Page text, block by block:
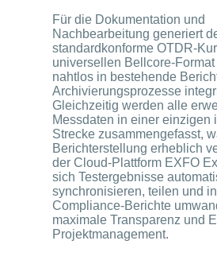
Für die Dokumentation und
Nachbearbeitung generiert
standardkonforme OTDR-
universellen Bellcore-Format
nahtlos in bestehende
Archivierungsprozesse
Gleichzeitig werden alle
Messdaten in einer einzigen
Strecke zusammengefasst,
Berichterstellung erheblich
der Cloud-Plattform EXFO
sich Testergebnisse
synchronisieren, teilen und
Compliance-Berichte
maximale Transparenz und
Projektmanagement.